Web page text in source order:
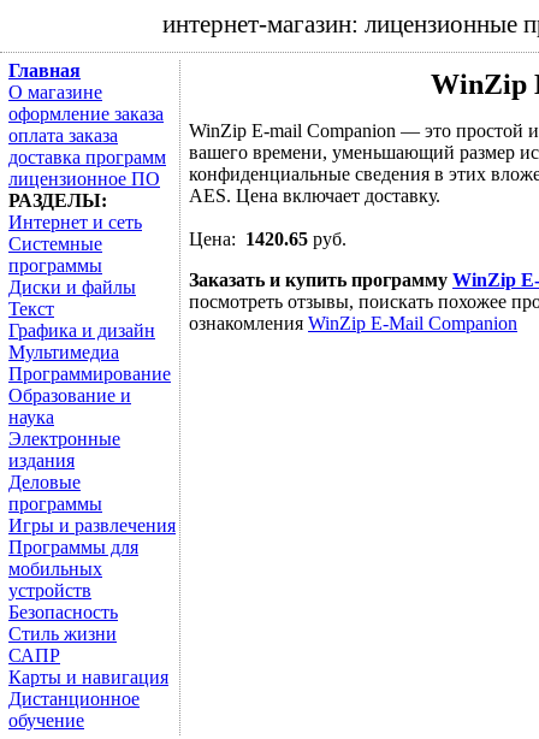
интернет-магазин:
Главная
О магазине
оформление заказа
оплата заказа
доставка программ
лицензионное ПО
РАЗДЕЛЫ:
Интернет и сеть
Системные
программы
Диски и файлы
Текст
Графика и дизайн
Мультимедиа
Программирование
Образование и
наука
Электронные
издания
Деловые
программы
Игры и развлечения
Программы для
мобильных
устройств
Безопасность
Стиль жизни
САПР
Карты и навигация
Дистанционное
обучение
WinZip
WinZip E-mail Companion — это простой
вашего времени, уменьшающий размер
конфиденциальные сведения в этих
AES. Цена включает доставку.
Цена: 1420.65 руб.
Заказать и купить программу WinZip
посмотреть отзывы, поискать похожее
ознакомления WinZip E-Mail Companion